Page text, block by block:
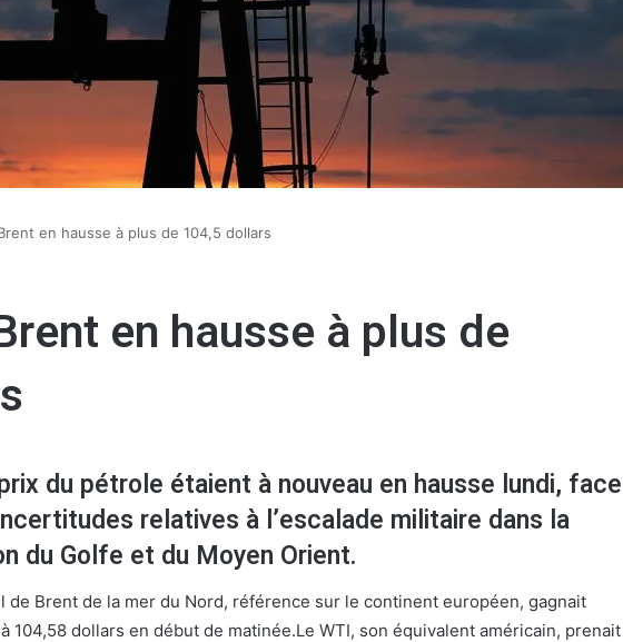
en hausse à plus de 104,5 dollars
en hausse à plus de
du pétrole étaient à nouveau en hausse lundi, face
relatives à l’escalade militaire dans la
du Golfe et du Moyen Orient.
de Brent de la mer du Nord, référence sur le continent européen, gagnait
104,58 dollars en début de matinée.Le WTI, son équivalent américain, prenait